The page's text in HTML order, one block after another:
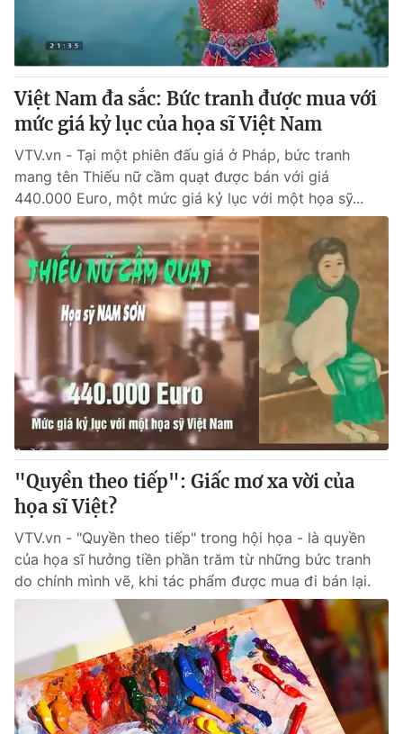
Thị trường
Tư vấn
Lịch phát sóng
Chuyên mục khác
Emagazine Podcast
Photo Infographic
Video Shorts video
VTV Money VTV Thể thao
VTV Sức khoẻ Bất động sản
Thị trường 24h Tấm lòng Việt
VTV4 Vươn mình bằng AI
VTV9
Liên hệ tòa soạn English
THỜI BÁO VTV
Theo dõi báo trên
Việt Nam đa sắc: Bức tranh được mua với
mức giá kỷ lục của họa sĩ Việt Nam
VTV.vn - Tại một phiên đấu giá ở Pháp, bức tranh
mang tên Thiếu nữ cầm quạt được bán với giá
440.000 Euro, một mức giá kỷ lục với một họa sỹ...
"Quyền theo tiếp": Giấc mơ xa vời của
họa sĩ Việt?
VTV.vn - "Quyền theo tiếp" trong hội họa - là quyền
của họa sĩ hưởng tiền phần trăm từ những bức tranh
do chính mình vẽ, khi tác phẩm được mua đi bán lại.